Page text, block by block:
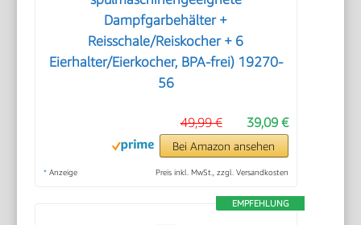
Dampfgarbehälter +
Reisschale/Reiskocher + 6
Eierhalter/Eierkocher, BPA-frei) 19270-
56
39,09 €
49,99 €
Bei Amazon ansehen
* Anzeige Preis inkl. MwSt., zzgl. Versandkosten
EMPFEHLUNG